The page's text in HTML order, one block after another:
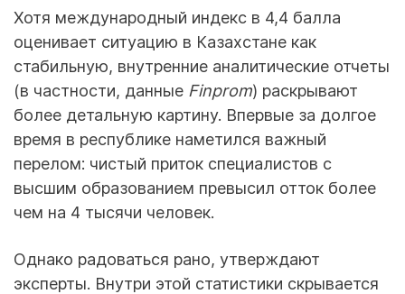
Хотя международный индекс в 4,4 балла
оценивает ситуацию в Казахстане как
стабильную, внутренние аналитические отчеты
(в частности, данные Finprom) раскрывают
более детальную картину. Впервые за долгое
время в республике наметился важный
перелом: чистый приток специалистов с
высшим образованием превысил отток более
чем на 4 тысячи человек.
Однако радоваться рано, утверждают
эксперты. Внутри этой статистики скрывается